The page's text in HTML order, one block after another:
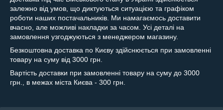
залежно від умов, що диктуються ситуацією та графіком
роботи наших постачальників. Ми намагаємось доставити
вчасно, але можливі накладки за часом. Усі деталі на
замовлення узгоджуються з менеджером магазину.
Безкоштовна доставка по Києву здійснюється при замовленні
товару на суму від 3000 грн.
Вартість доставки при замовленні товару на суму до 3000
грн., в межах міста Києва - 300 грн.